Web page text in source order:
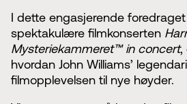
I dette engasjerende
spektakulære filmkonserten
Mysteriekammeret™ in concert,
hvordan John Williams’
filmopplevelsen til nye høyder.